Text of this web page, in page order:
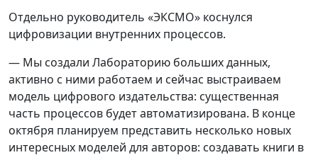
Отдельно руководитель «ЭКСМО» коснулся
цифровизации внутренних процессов.
— Мы создали Лабораторию больших данных,
активно с ними работаем и сейчас выстраиваем
модель цифрового издательства: существенная
часть процессов будет автоматизирована. В конце
октября планируем представить несколько новых
интересных моделей для авторов: создавать книги в